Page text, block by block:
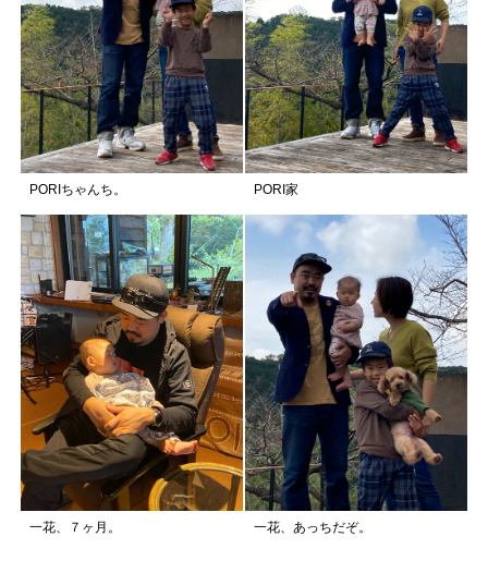
PORIちゃんち。 PORI家
一花、７ヶ月。 一花、あっちだぞ。